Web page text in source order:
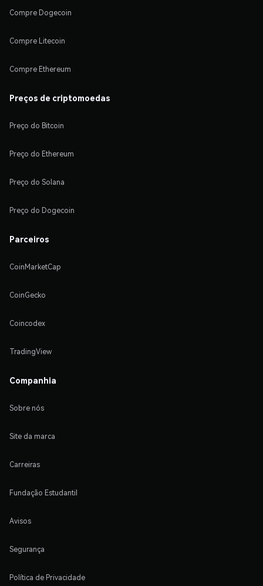
Compre Dogecoin
Compre Litecoin
Compre Ethereum
Preços de criptomoedas
Preço do Bitcoin
Preço do Ethereum
Preço do Solana
Preço do Dogecoin
Parceiros
CoinMarketCap
CoinGecko
Coincodex
TradingView
Companhia
Sobre nós
Site da marca
Carreiras
Fundação Estudantil
Avisos
Segurança
Política de Privacidade